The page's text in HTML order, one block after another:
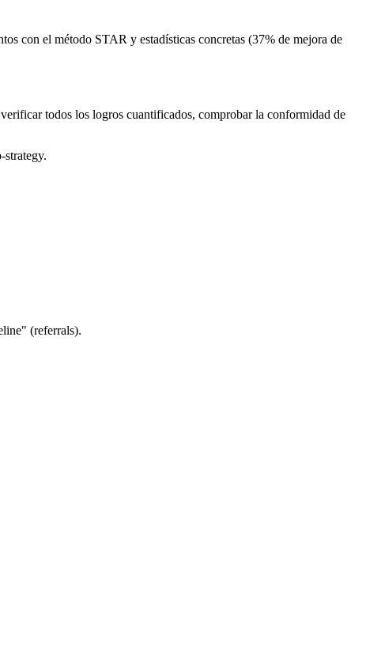
con el método STAR y estadísticas concretas (37% de mejora de
todos los logros cuantificados, comprobar la conformidad de
(referrals).